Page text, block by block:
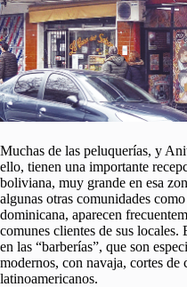
Muchas de las peluquerías, y
ello, tienen una importante
boliviana, muy grande en esa
algunas otras comunidades
dominicana, aparecen
comunes clientes de sus locales.
en las “barberías”, que son
modernos, con navaja, cortes de
latinoamericanos.